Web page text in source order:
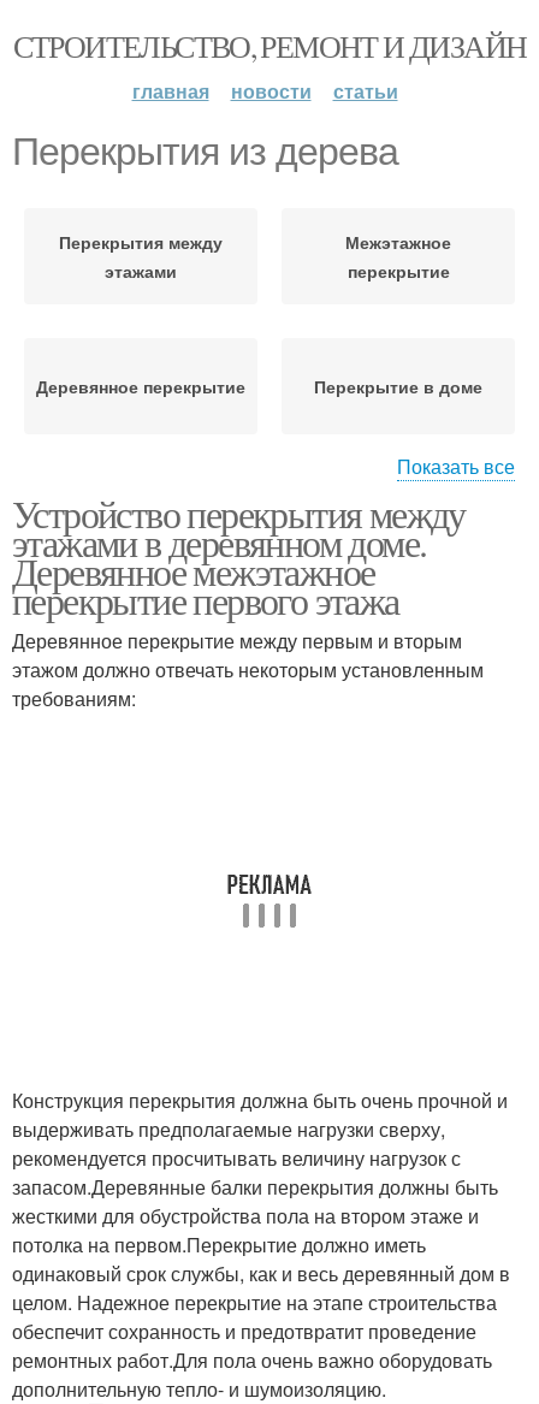
СТРОИТЕЛЬСТВО, РЕМОНТ И ДИЗАЙН
главная новости статьи
Перекрытия из дерева
Перекрытия между
этажами
Межэтажное
перекрытие
Деревянное перекрытие Перекрытие в доме
Перекрытия по
деревянным балкам
этажами
Чердачное перекрытие
Перекрытие по
деревянным балкам
Межэтажные
перекрытия
Показать все
Устройство перекрытия между
этажами в деревянном доме.
Деревянное межэтажное
перекрытие первого этажа
Деревянное перекрытие между первым и вторым
этажом должно отвечать некоторым установленным
требованиям:
Конструкция перекрытия должна быть очень прочной и
выдерживать предполагаемые нагрузки сверху,
рекомендуется просчитывать величину нагрузок с
запасом.Деревянные балки перекрытия должны быть
жесткими для обустройства пола на втором этаже и
потолка на первом.Перекрытие должно иметь
одинаковый срок службы, как и весь деревянный дом в
целом. Надежное перекрытие на этапе строительства
обеспечит сохранность и предотвратит проведение
ремонтных работ.Для пола очень важно оборудовать
дополнительную тепло- и шумоизоляцию.